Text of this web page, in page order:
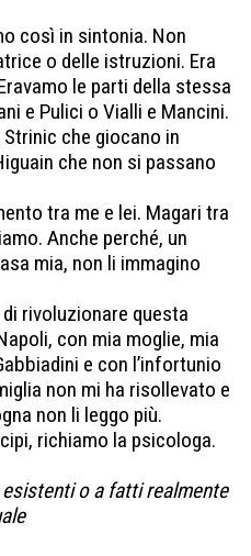
così in sintonia. Non
o delle istruzioni. Era
le parti della stessa
e Pulici o Vialli e Mancini.
che giocano in
che non si passano
tra me e lei. Magari tra
Anche perché, un
mia, non li immagino
rivoluzionare questa
con mia moglie, mia
e con l’infortunio
non mi ha risollevato e
non li leggo più.
richiamo la psicologa.
o a fatti realmente